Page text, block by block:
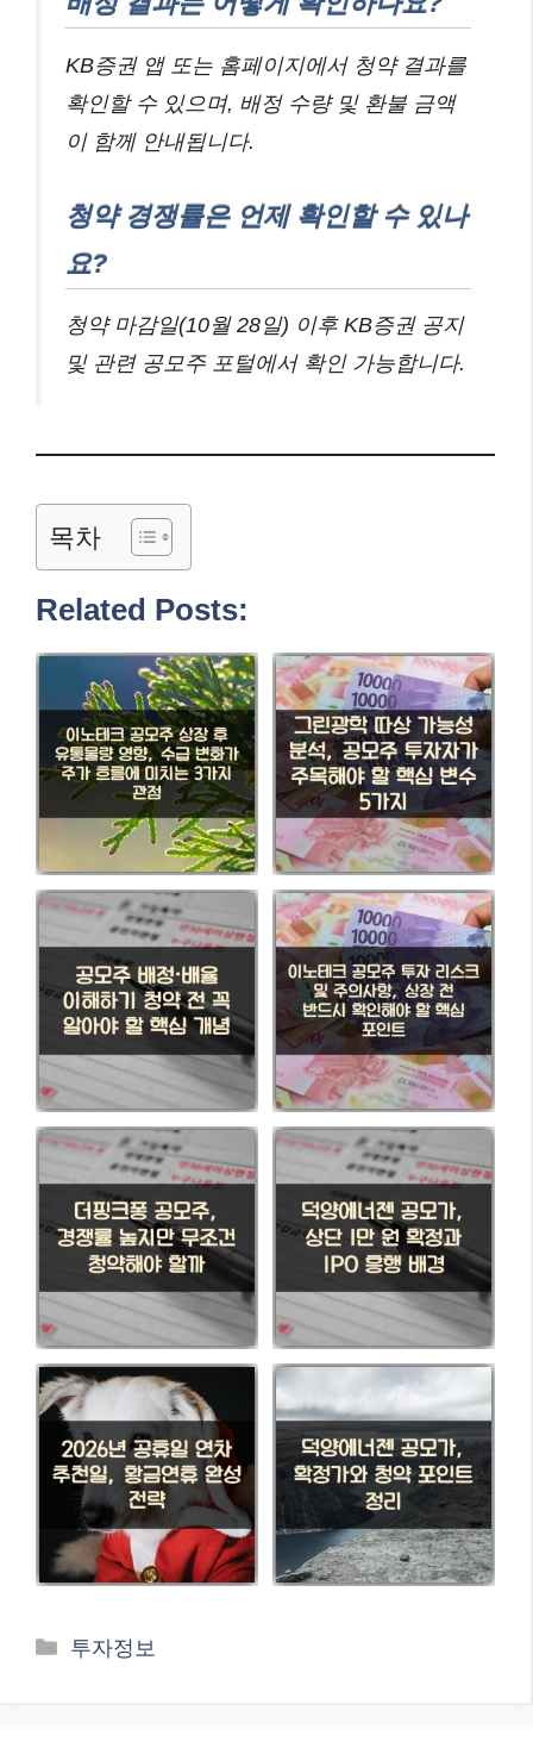
KB증권 앱 또는 홈페이지에서 청약 결과를
확인할 수 있으며, 배정 수량 및 환불 금액
이 함께 안내됩니다.
청약 경쟁률은 언제 확인할 수 있나
요?
청약 마감일(10월 28일) 이후 KB증권 공지
및 관련 공모주 포털에서 확인 가능합니다.
목차
Related Posts:
카
투자정보